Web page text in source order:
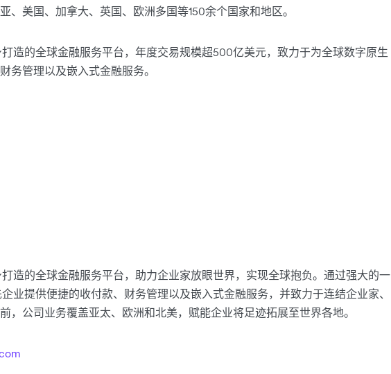
、美国、加拿大、英国、欧洲多国等150余个国家和地区。
造的全球金融服务平台，年度交易规模超500亿美元，致力于为全球数字原生
务管理以及嵌入式金融服务。
造的全球金融服务平台，助力企业家放眼世界，实现全球抱负。通过强大的一
业提供便捷的收付款、财务管理以及嵌入式金融服务，并致力于连结企业家、
，公司业务覆盖亚太、欧洲和北美，赋能企业将足迹拓展至世界各地。